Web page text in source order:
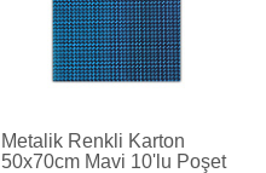
Metalik Renkli Karton
50x70cm Mavi 10'lu Poşet